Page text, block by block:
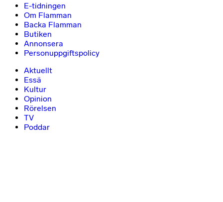
E-tidningen
Om Flamman
Backa Flamman
Butiken
Annonsera
Personuppgiftspolicy
Aktuellt
Essä
Kultur
Opinion
Rörelsen
TV
Poddar